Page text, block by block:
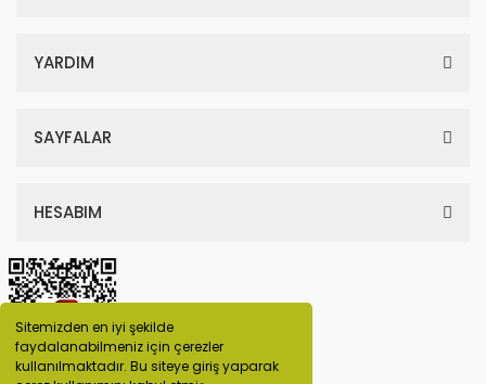
Sitemizden en iyi şekilde
faydalanabilmeniz için çerezler
kullanılmaktadır. Bu siteye giriş yaparak
YARDIM
SAYFALAR
HESABIM